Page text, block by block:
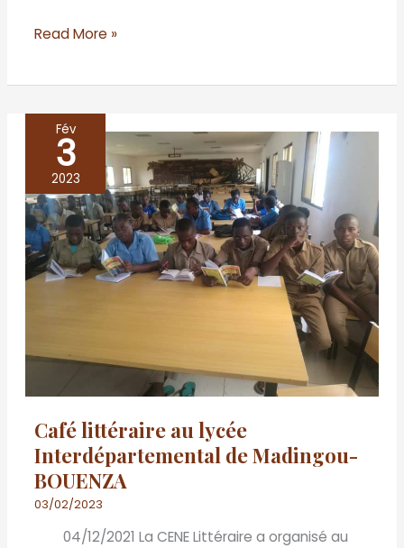
Read More »
Fév
3
2023
Café littéraire au lycée
Interdépartemental de Madingou-
BOUENZA
03/02/2023
04/12/2021 La CENE Littéraire a organisé au
Café
littéraire
au
lycée
Interdépartemental
de